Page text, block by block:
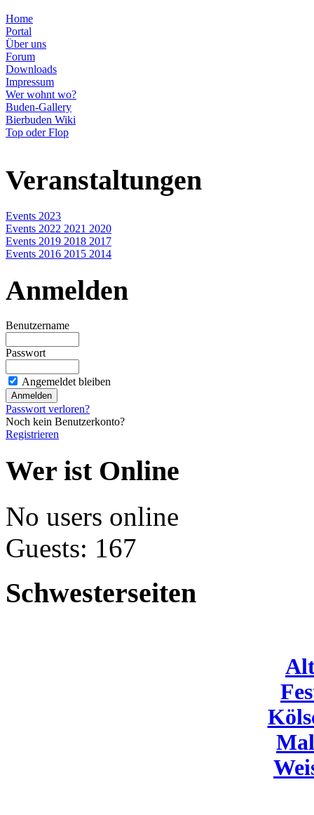
Home
Portal
Über uns
Forum
Downloads
Impressum
Wer wohnt wo?
Buden-Gallery
Bierbuden Wiki
Top oder Flop
Veranstaltungen
Events 2023
Events 2022 2021 2020
Events 2019 2018 2017
Events 2016 2015 2014
Anmelden
Benutzername
Passwort
Angemeldet bleiben
Passwort verloren?
Noch kein Benutzerkonto?
Registrieren
Wer ist Online
No users online
Guests: 167
Schwesterseiten